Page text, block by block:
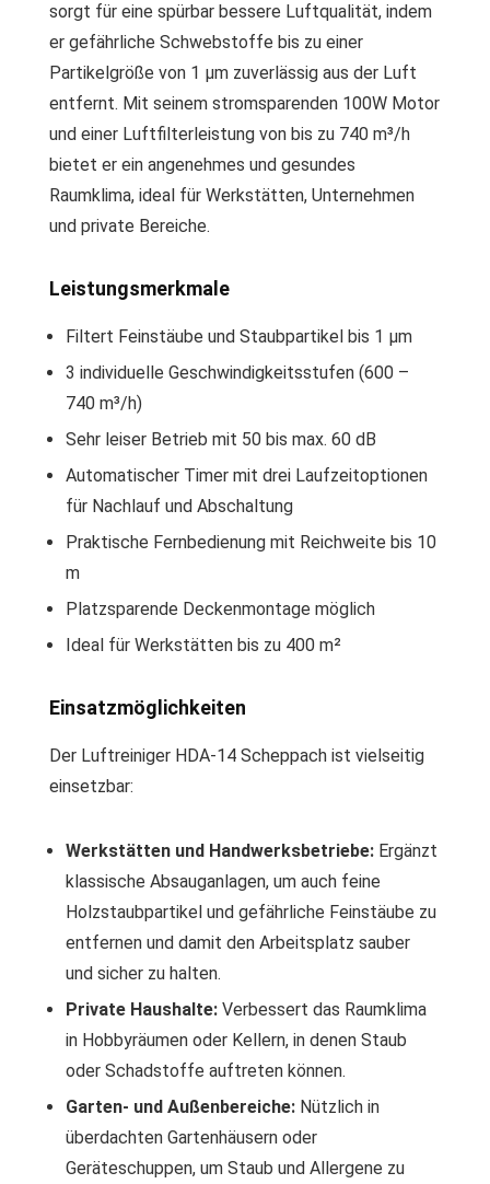
sorgt für eine spürbar bessere Luftqualität, indem
er gefährliche Schwebstoffe bis zu einer
Partikelgröße von 1 µm zuverlässig aus der Luft
entfernt. Mit seinem stromsparenden 100W Motor
und einer Luftfilterleistung von bis zu 740 m³/h
bietet er ein angenehmes und gesundes
Raumklima, ideal für Werkstätten, Unternehmen
und private Bereiche.
Leistungsmerkmale
Filtert Feinstäube und Staubpartikel bis 1 µm
3 individuelle Geschwindigkeitsstufen (600 –
740 m³/h)
Sehr leiser Betrieb mit 50 bis max. 60 dB
Automatischer Timer mit drei Laufzeitoptionen
für Nachlauf und Abschaltung
Praktische Fernbedienung mit Reichweite bis 10
m
Platzsparende Deckenmontage möglich
Ideal für Werkstätten bis zu 400 m²
Einsatzmöglichkeiten
Der Luftreiniger HDA-14 Scheppach ist vielseitig
einsetzbar:
Werkstätten und Handwerksbetriebe: Ergänzt
klassische Absauganlagen, um auch feine
Holzstaubpartikel und gefährliche Feinstäube zu
entfernen und damit den Arbeitsplatz sauber
und sicher zu halten.
Private Haushalte: Verbessert das Raumklima
in Hobbyräumen oder Kellern, in denen Staub
oder Schadstoffe auftreten können.
Garten- und Außenbereiche: Nützlich in
überdachten Gartenhäusern oder
Geräteschuppen, um Staub und Allergene zu